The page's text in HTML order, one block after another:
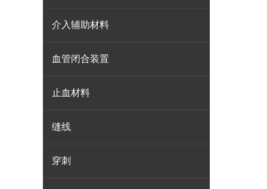
介入辅助材料
血管闭合装置
止血材料
缝线
穿刺